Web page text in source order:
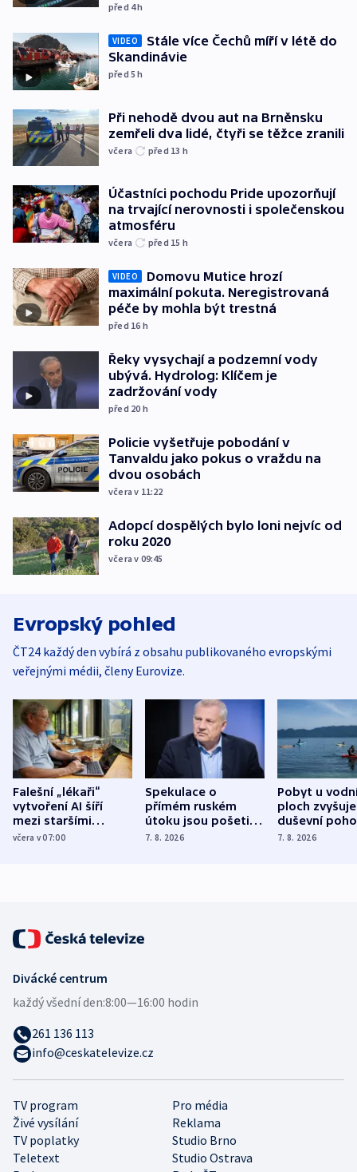
před 4h
VIDEO
Stále více Čechů míří v létě do
Skandinávie
před 5h
Při nehodě dvou aut na Brněnsku
zemřeli dva lidé, čtyři se těžce zranili
včera před 13 h
Účastníci pochodu Pride upozorňují
na trvající nerovnosti i společenskou
atmosféru
včera před 15 h
VIDEO
Domovu Mutice hrozí
maximální pokuta. Neregistrovaná
péče by mohla být trestná
před 16 h
Řeky vysychají a podzemní vody
ubývá. Hydrolog: Klíčem je
zadržování vody
před 20 h
Policie vyšetřuje pobodání v
Tanvaldu jako pokus o vraždu na
dvou osobách
včera v 11:22
Adopcí dospělých bylo loni nejvíc od
roku 2020
včera v 09:45
Evropský pohled
ČT24 každý den vybírá z obsahu publikovaného evropskými
veřejnými médii, členy Eurovize.
Falešní „lékaři“
vytvoření AI šíří
mezi staršími
Poláky nebezpečné
včera v 07:00
Spekulace o
přímém ruském
útoku jsou pošetilé,
míní estonský
7. 8. 2026
Pobyt u
ploch zvyšuje
duševní
ukázala
7. 8. 2026
TV program
Pro média
Živé vysílání
Reklama
TV poplatky
Studio Brno
Teletext
Studio Ostrava
Divácké centrum
každý všední den:8:00—16:00 hodin
261 136 113
info@ceskatelevize.cz